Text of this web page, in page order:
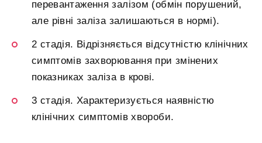
перевантаження залізом (обмін порушений,
але рівні заліза залишаються в нормі).
2 стадія. Відрізняється відсутністю клінічних
симптомів захворювання при змінених
показниках заліза в крові.
3 стадія. Характеризується наявністю
клінічних симптомів хвороби.